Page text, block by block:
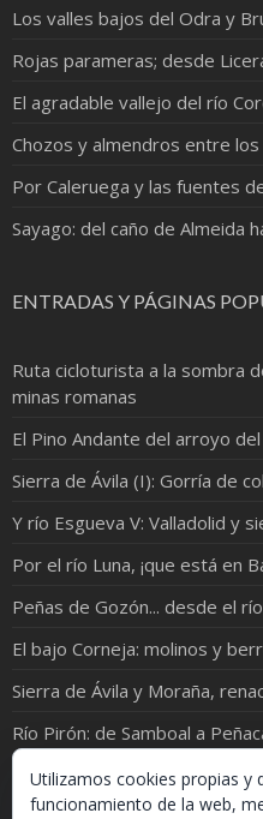
Los valles bajos del Odra y
Rojas parameras; desde
El agradable vallejo del río
Chozos y almendros entre
Por Caleruega y las fuentes
Sayago: del caño de Almeida
ENTRADAS Y PÁGINAS
Ruta cicloturista a la sombra
minas romanas
El Pino Andante del arroyo
Sierra de Ávila (I): Gorría de
Y río Esgueva V: Valladolid y
Por el río Luna, ¡que está en
Peñas de Gozón... desde el río
El bajo Corneja: molinos y
Sierra de Ávila y Moraña,
Río Pirón: de Samboal a
Durius Aquae: Cuaderno de
Utilizamos cookies propias y
funcionamiento de la web,